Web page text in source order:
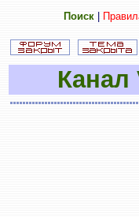
Поиск|
Канал